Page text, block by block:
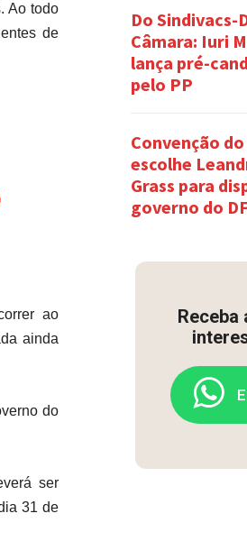
Ao todo
de
ao
ainda
do
ser
31 de
Do Sindivacs-
Câmara: Iuri
lança pré-
pelo PP
Convenção do
escolhe
Grass para
governo do DF
Receba